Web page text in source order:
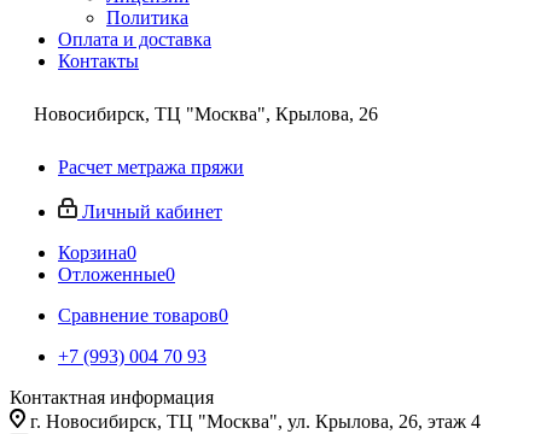
Политика
Оплата и доставка
Контакты
Новосибирск, ТЦ "Москва", Крылова, 26
Расчет метража пряжи
Личный кабинет
Корзина0
Отложенные0
Сравнение товаров0
+7 (993) 004 70 93
Контактная информация
г. Новосибирск, ТЦ "Москва", ул. Крылова, 26, этаж 4